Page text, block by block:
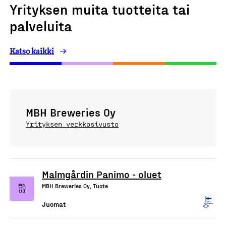
Yrityksen muita tuotteita tai
palveluita
Katso kaikki
MBH Breweries Oy
Yrityksen verkkosivusto
Malmgårdin Panimo - oluet
MBH Breweries Oy, Tuote
Juomat